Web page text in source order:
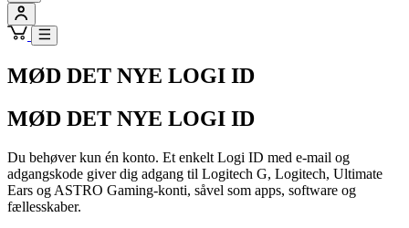
MØD DET NYE LOGI ID
MØD DET NYE LOGI ID
Du behøver kun én konto. Et enkelt Logi ID med e-mail og
adgangskode giver dig adgang til Logitech G, Logitech, Ultimate
Ears og ASTRO Gaming-konti, såvel som apps, software og
fællesskaber.